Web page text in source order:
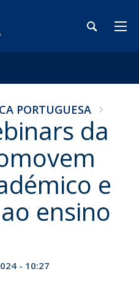
PORTUGUESA
da
e
ensino
- 10:27